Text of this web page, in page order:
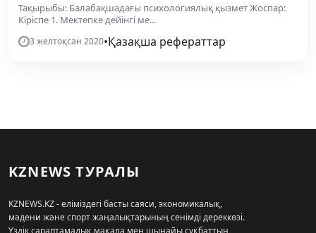
Тақырыбы: Балабақшадағы психологиялық қызмет Жоспар:
Кіріспе 1. Мектепке дейінгі ме...
3 желтоқсан 2020•Қазақша рефераттар
KZNEWS ТУРАЛЫ
KZNEWS.KZ - еліміздегі басты саяси, экономикалық,
мәдени және спорт жаңалықтарының сенімді дереккөзі.
Үздік сараптамалық мақала мен шынайы сұқбаттың